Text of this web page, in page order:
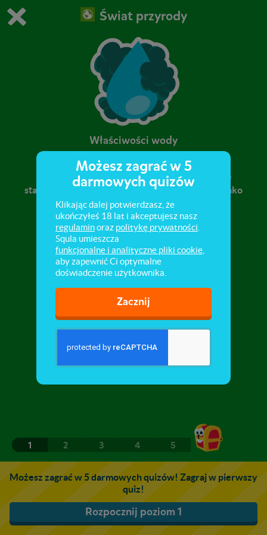
Grasz w wersję demonstracyjną Squli
Kup teraz!
0 1
Świat przyrody
Właściwości wody
Rola wody w organiźmie i w przyrodzie. Różne
stany skupienia wody i ich nazewnictwo. Woda jako
uniwersalny rozpuszczalnik. Czystość wody.
1 2 3 4 5
Możesz zagrać w 5 darmowych quizów! Zagraj w pierwszy
quiz!
Rozpocznij poziom 1
Możesz zagrać w 5
darmowych quizów
Klikając dalej potwierdzasz, że
ukończyłeś 18 lat i akceptujesz nasz
regulaminoraz politykę prywatności
Squla umieszcza
funkcjonalne i analityczne pliki cookie
aby zapewnić Ci optymalne
doświadczenie użytkownika.
Zacznij